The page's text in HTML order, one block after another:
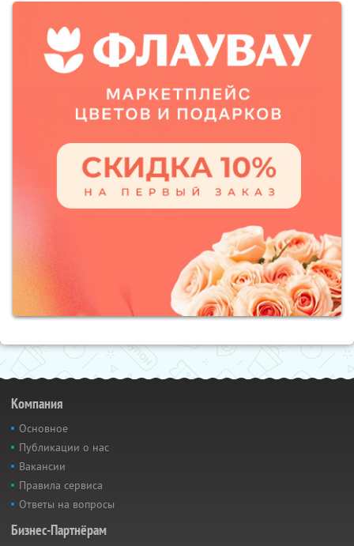
Компания
Основное
Публикации о нас
Вакансии
Правила сервиса
Ответы на вопросы
Бизнес-Партнёрам